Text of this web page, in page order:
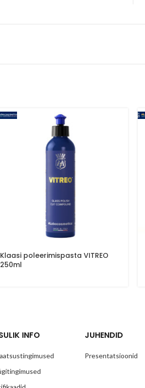
Klaasi poleerimispasta VITREO
250ml
INFO JUHENDID
Presentatsioonid